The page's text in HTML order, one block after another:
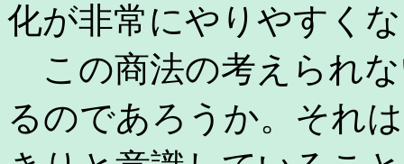
化が非常にやりやすく
この商法の考えられ
るのであろうか。それ